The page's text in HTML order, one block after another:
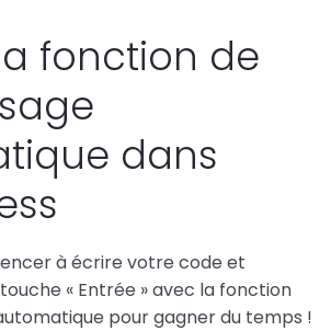
fonction de
dans
à écrire votre code et
« Entrée » avec la fonction
pour gagner du temps !